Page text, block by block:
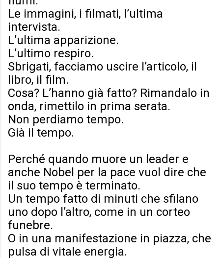
Le immagini, i filmati, l’ultima
intervista.
L’ultima apparizione.
L’ultimo respiro.
Sbrigati, facciamo uscire l’articolo, il
libro, il film.
Cosa? L’hanno già fatto? Rimandalo in
onda, rimettilo in prima serata.
Non perdiamo tempo.
Già il tempo.
Perché quando muore un leader e
anche Nobel per la pace vuol dire che
il suo tempo è terminato.
Un tempo fatto di minuti che sfilano
uno dopo l’altro, come in un corteo
funebre.
O in una manifestazione in piazza, che
pulsa di vitale energia.